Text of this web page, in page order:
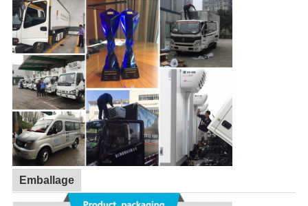
Emballage